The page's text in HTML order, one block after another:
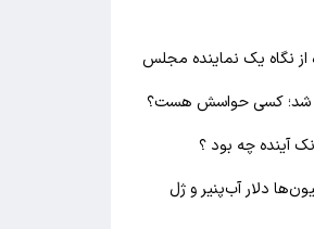
از نگاه یک نماینده مجلس
آینده چه بود ؟
دلار آب‌پنیر و ژل